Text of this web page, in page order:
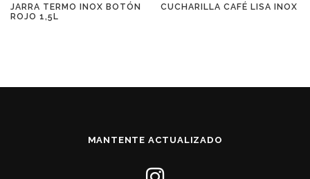
JARRA TERMO INOX BOTÓN
ROJO 1,5L
CUCHARILLA CAFÉ LISA INOX
MANTENTE ACTUALIZADO